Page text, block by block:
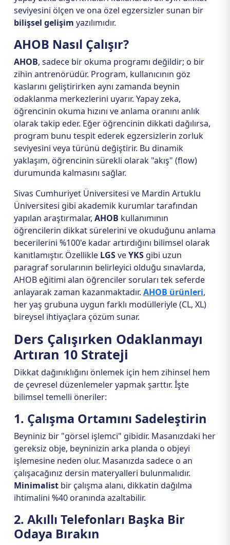
seviyesini ölçen ve ona özel egzersizler sunan bir
bilişsel gelişim yazılımıdır.
AHOB Nasıl Çalışır?
AHOB, sadece bir okuma programı değildir; o bir
zihin antrenörüdür. Program, kullanıcının göz
kaslarını geliştirirken aynı zamanda beynin
odaklanma merkezlerini uyarır. Yapay zeka,
öğrencinin okuma hızını ve anlama oranını anlık
olarak takip eder. Eğer öğrencinin dikkati dağılırsa,
program bunu tespit ederek egzersizlerin zorluk
seviyesini veya türünü değiştirir. Bu dinamik
yaklaşım, öğrencinin sürekli olarak "akış" (flow)
durumunda kalmasını sağlar.
Sivas Cumhuriyet Üniversitesi ve Mardin Artuklu
Üniversitesi gibi akademik kurumlar tarafından
yapılan araştırmalar, AHOB kullanımının
öğrencilerin dikkat sürelerini ve okuduğunu anlama
becerilerini %100'e kadar artırdığını bilimsel olarak
kanıtlamıştır. Özellikle LGSveYKS gibi uzun
paragraf sorularının belirleyici olduğu sınavlarda,
AHOB eğitimi alan öğrenciler soruları tek seferde
anlayarak zaman kazanmaktadır. AHOB ürünleri,
her yaş grubuna uygun farklı modülleriyle (CL, XL)
bireysel ihtiyaçlara çözüm sunar.
Ders Çalışırken Odaklanmayı
Artıran 10 Strateji
Dikkat dağınıklığını önlemek için hem zihinsel hem
de çevresel düzenlemeler yapmak şarttır. İşte
bilimsel temelli öneriler:
1. Çalışma Ortamını Sadeleştirin
Beyniniz bir "görsel işlemci" gibidir. Masanızdaki her
gereksiz obje, beyninizin arka planda o objeyi
işlemesine neden olur. Masanızda sadece o an
çalışacağınız dersin materyalleri bulunmalıdır.
Minimalist bir çalışma alanı, dikkatin dağılma
ihtimalini %40 oranında azaltabilir.
2. Akıllı Telefonları Başka Bir
Odaya Bırakın